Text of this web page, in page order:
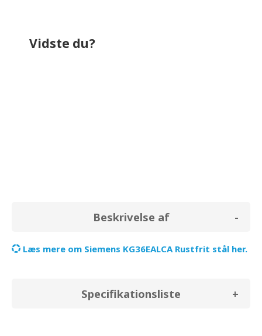
Vidste du?
Beskrivelse af
Læs mere om Siemens KG36EALCA Rustfrit stål her.
Specifikationsliste